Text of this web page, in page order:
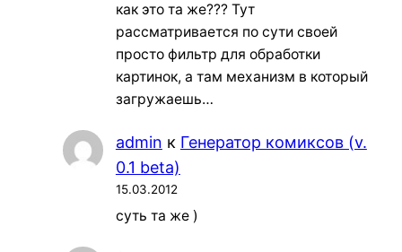
как это та же??? Тут
рассматривается по сути своей
просто фильтр для обработки
картинок, а там механизм в который
загружаешь…
admin к Генератор комиксов (v.
0.1 beta)
15.03.2012
суть та же )